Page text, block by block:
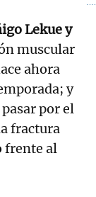
Lekue y
muscular
ahora
y
por el
fractura
frente al